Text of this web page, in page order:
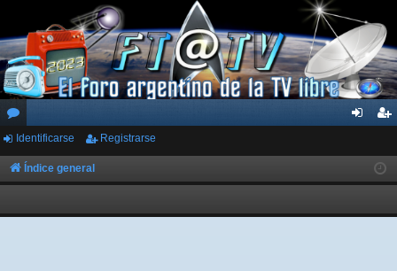
or
os
ar
ist
rs
Identificarse Registrarse
Índice general